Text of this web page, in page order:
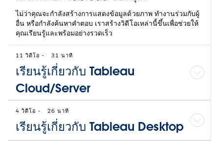
ไม่ว่าคุณจะกำลังสร้างการแสดงข้อมูลด้วยภาพ ทำงานร่วมกับผู้
อื่น หรือกำลังค้นหาคำตอบ เราสร้างวิดีโอเหล่านี้ขึ้นเพื่อช่วยให้
คุณเรียนรู้และพร้อมอย่างรวดเร็ว
เรียนรู้เกี่ยวกับ Tableau
Cloud/Server
11 วิดีโอ - 31 นาที
เรียนรู้เกี่ยวกับ Tableau Desktop
4 วิดีโอ - 26 นาที